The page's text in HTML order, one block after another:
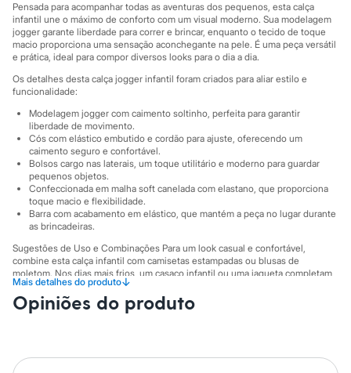
Marcas
City
Clock House
Mindset
Sawary
Yessica
Moda esportiva
Acessórios
Blusas
Calçados
Leggings
Shorts e Bermudas
Tops
Moda íntima
Calcinhas
Cintas e Modeladores
Pijamas
Sutiãs e Tops
Moda praia
Biquínis
Maiôs
Blusas e Camisetas
Pensada para acompanhar todas as aventuras dos pequenos, esta calça
infantil une o máximo de conforto com um visual moderno. Sua modelagem
jogger garante liberdade para correr e brincar, enquanto o tecido de toque
macio proporciona uma sensação aconchegante na pele. É uma peça versátil
e prática, ideal para compor diversos looks para o dia a dia.
Os detalhes desta calça jogger infantil foram criados para aliar estilo e
funcionalidade:
Modelagem jogger com caimento soltinho, perfeita para garantir
liberdade de movimento.
Cós com elástico embutido e cordão para ajuste, oferecendo um
caimento seguro e confortável.
Bolsos cargo nas laterais, um toque utilitário e moderno para guardar
pequenos objetos.
Confeccionada em malha soft canelada com elastano, que proporciona
toque macio e flexibilidade.
Barra com acabamento em elástico, que mantém a peça no lugar durante
as brincadeiras.
Sugestões de Uso e Combinações Para um look casual e confortável,
combine esta calça infantil com camisetas estampadas ou blusas de
moletom. Nos dias mais frios, um casaco infantil ou uma jaqueta completam
a produção, mantendo os pequenos aquecidos e estilosos. É a escolha
perfeita para a escola, passeios no parque ou para momentos de diversão
em casa.
Mais detalhes do produto↓
Opiniões do produto